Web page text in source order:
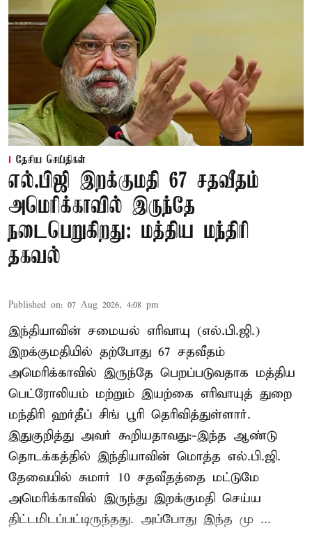
தேசிய செய்திகள்
எல்.பிஜி இறக்குமதி 67 சதவீதம்
அமெரிக்காவில் இருந்தே
நடைபெறுகிறது: மத்திய மந்திரி
தகவல்
Published on: 07 Aug 2026, 4:08 pm
இந்தியாவின் சமையல் எரிவாயு (எல்.பி.ஜி.)
இறக்குமதியில் தற்போது 67 சதவீதம்
அமெரிக்காவில் இருந்தே பெறப்படுவதாக மத்திய
பெட்ரோலியம் மற்றும் இயற்கை எரிவாயுத் துறை
மந்திரி ஹர்தீப் சிங் பூரி தெரிவித்துள்ளார்.
இதுகுறித்து அவர் கூறியதாவது:-இந்த ஆண்டு
தொடக்கத்தில் இந்தியாவின் மொத்த எல்.பி.ஜி.
தேவையில் சுமார் 10 சதவீதத்தை மட்டுமே
அமெரிக்காவில் இருந்து இறக்குமதி செய்ய
திட்டமிடப்பட்டிருந்தது. அப்போது இந்த மு ...